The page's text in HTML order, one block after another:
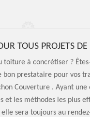
TOUS PROJETS
à concrétiser ?
prestataire pour vos
Couverture . Ayant une
et les méthodes les plus
sera toujours au